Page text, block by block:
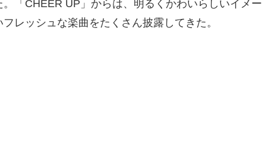
「CHEER UP」からは、明るくかわいらしいイメー
レッシュな楽曲をたくさん披露してきた。